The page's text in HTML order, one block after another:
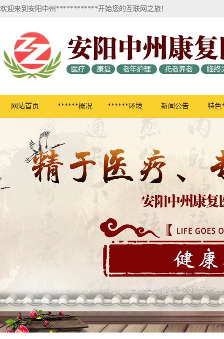
欢迎来到安阳中州************开始您的互联网之旅！
网站首页 ******概况 ******环境 新闻公告 特